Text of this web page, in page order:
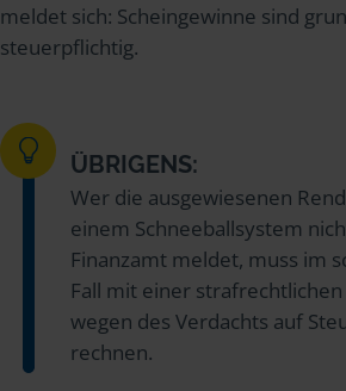
meldet sich: Scheingewinne sind
steuerpflichtig.
ÜBRIGENS:
Wer die ausgewiesenen
einem Schneeballsystem
Finanzamt meldet, muss im
Fall mit einer
wegen des Verdachts auf
rechnen.